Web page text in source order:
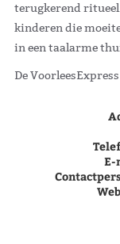
terugkerend
kinderen die
in een taalarme
De
E-